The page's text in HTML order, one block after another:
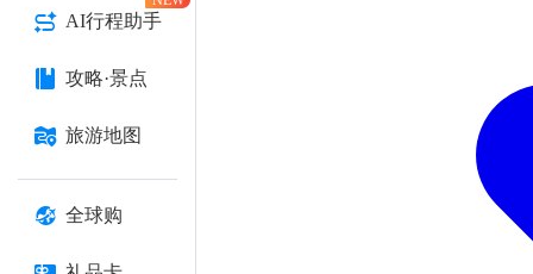
AI行程助手
攻略·景点
旅游地图
全球购